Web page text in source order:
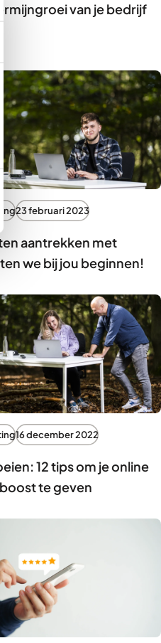
van je bedrijf
23 februari 2023
aantrekken met
we bij jou beginnen!
16 december 2022
12 tips om je online
te geven